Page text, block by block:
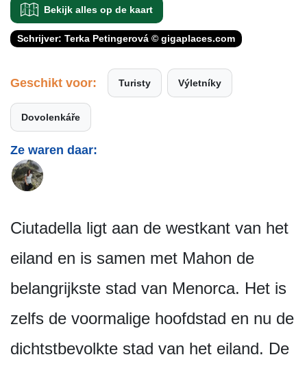
Bekijk alles op de kaart
Schrijver: Terka Petingerová © gigaplaces.com
Geschikt voor: Turisty Výletníky
Dovolenkáře
Ze waren daar:
Ciutadella ligt aan de westkant van het
eiland en is samen met Mahon de
belangrijkste stad van Menorca. Het is
zelfs de voormalige hoofdstad en nu de
dichtstbevolkte stad van het eiland. De